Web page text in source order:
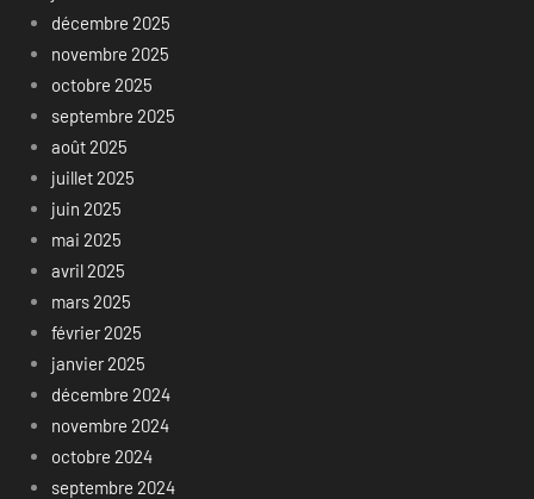
décembre 2025
novembre 2025
octobre 2025
septembre 2025
août 2025
juillet 2025
juin 2025
mai 2025
avril 2025
mars 2025
février 2025
janvier 2025
décembre 2024
novembre 2024
octobre 2024
septembre 2024